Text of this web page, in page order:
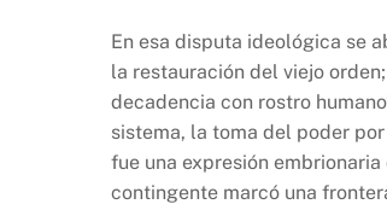
En esa disputa ideológica se
la restauración del viejo
decadencia con rostro
sistema, la toma del poder
fue una expresión
contingente marcó una